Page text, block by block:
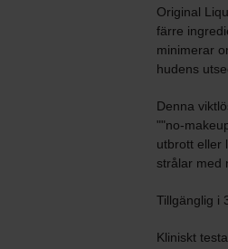
Original
färre
minimerar
hudens
Denna
""no-
utbrott eller
strålar med
Tillgänglig i
Kliniskt